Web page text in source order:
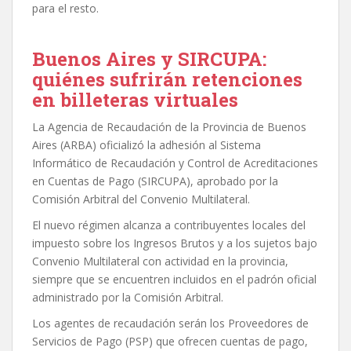
para el resto.
Buenos Aires y SIRCUPA:
quiénes sufrirán retenciones
en billeteras virtuales
La Agencia de Recaudación de la Provincia de Buenos
Aires (ARBA) oficializó la adhesión al Sistema
Informático de Recaudación y Control de Acreditaciones
en Cuentas de Pago (SIRCUPA), aprobado por la
Comisión Arbitral del Convenio Multilateral.
El nuevo régimen alcanza a contribuyentes locales del
impuesto sobre los Ingresos Brutos y a los sujetos bajo
Convenio Multilateral con actividad en la provincia,
siempre que se encuentren incluidos en el padrón oficial
administrado por la Comisión Arbitral.
Los agentes de recaudación serán los Proveedores de
Servicios de Pago (PSP) que ofrecen cuentas de pago,